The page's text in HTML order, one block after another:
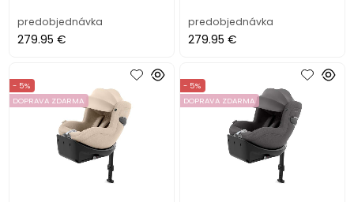
predobjednávka
279.95 €
predobjednávka
279.95 €
- 5%
DOPRAVA ZDARMA
- 5%
DOPRAVA ZDARMA